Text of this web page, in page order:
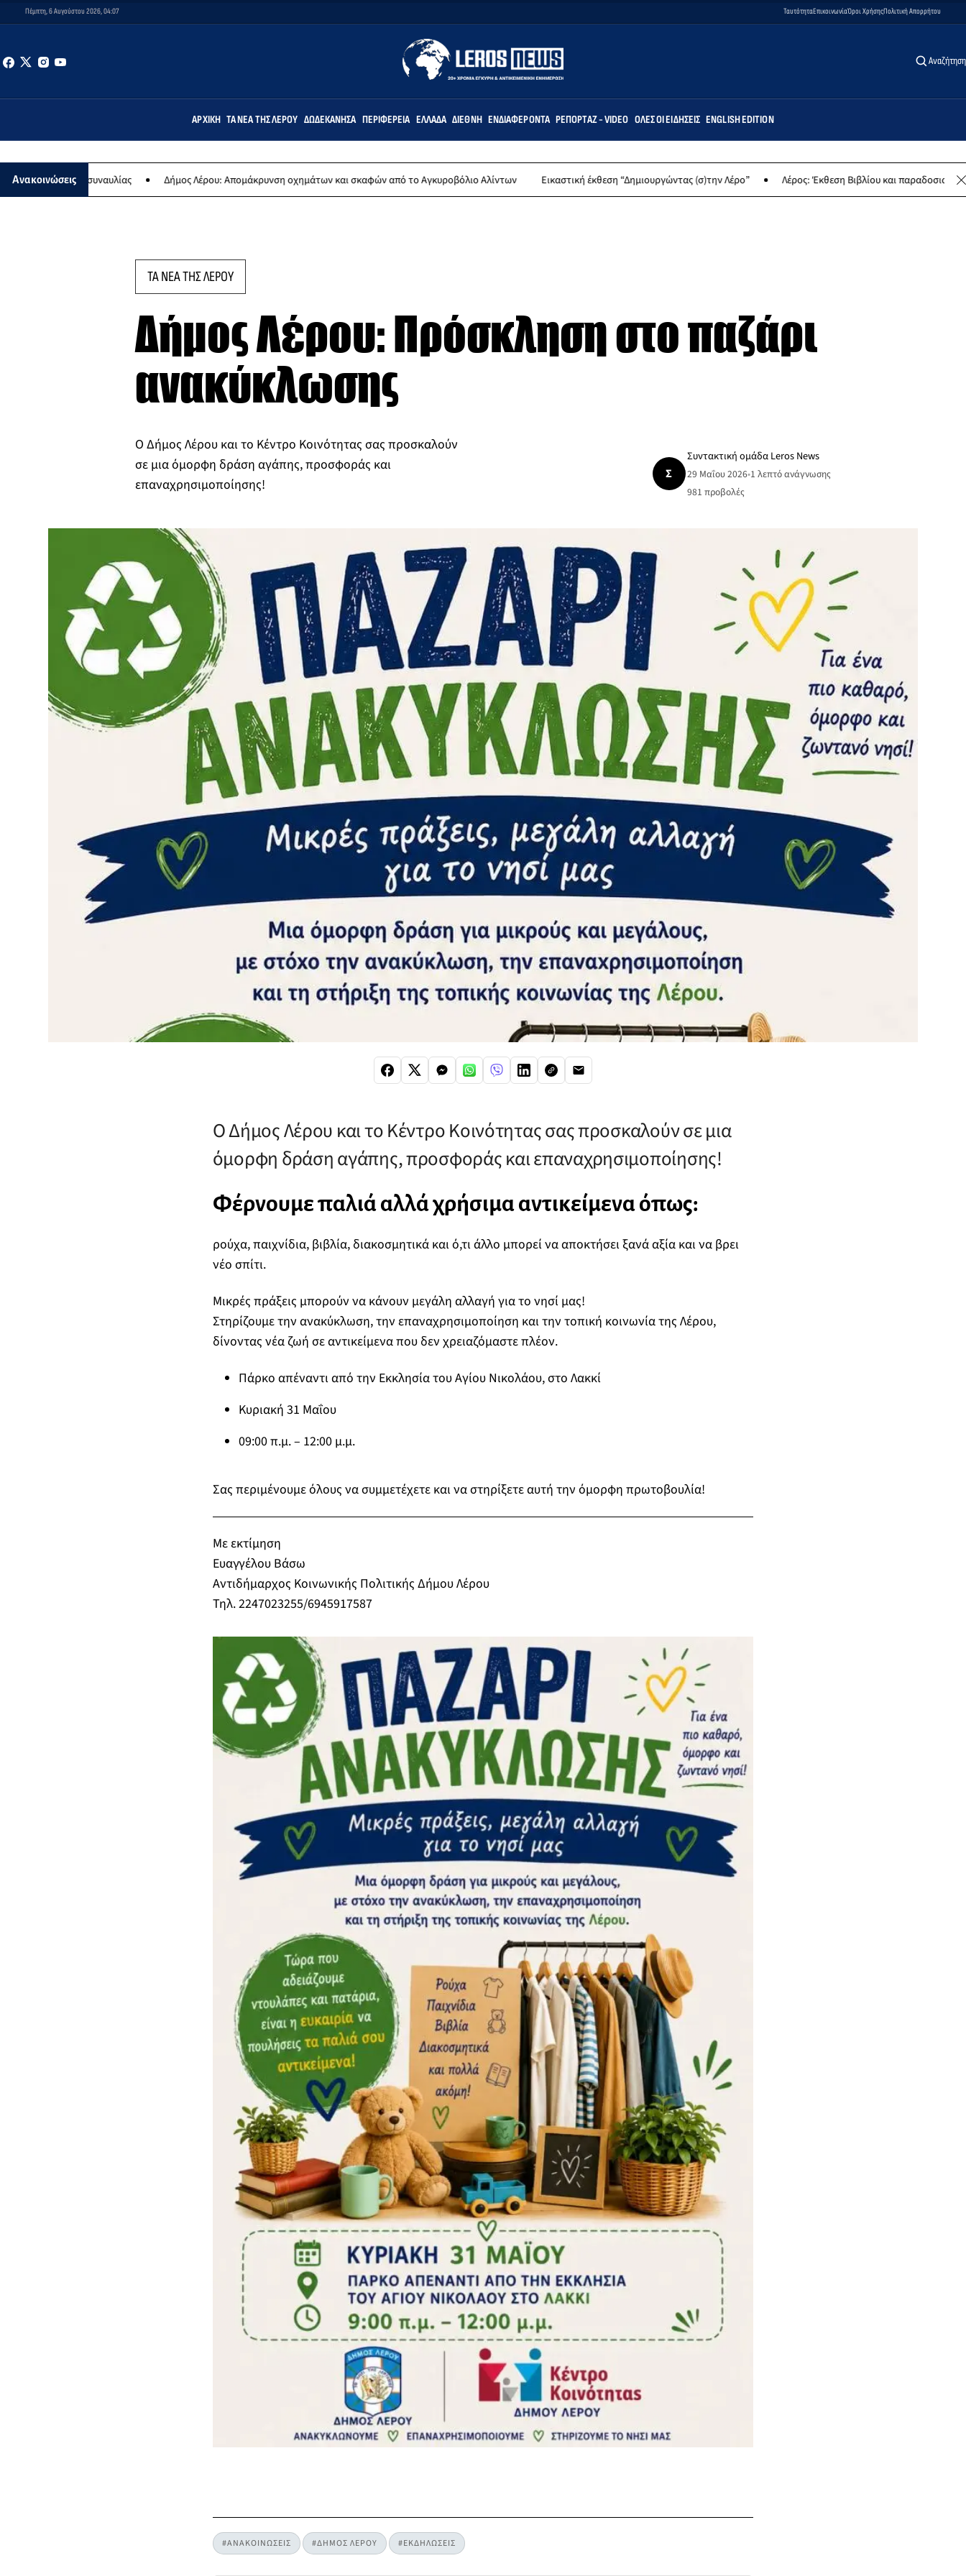
Πέμπτη, 6 Αυγούστου 2026, 04:07 ΤαυτότηταΕπικοινωνίαΌροι ΧρήσηςΠολιτική Απορρήτου
Αναζήτηση
ΑΡΧΙΚΉ ΤΑ ΝΈΑ ΤΗΣ ΛΈΡΟΥ ΔΩΔΕΚΆΝΗΣΑ ΠΕΡΙΦΈΡΕΙΑ ΕΛΛΆΔΑ ΔΙΕΘΝΉ ΕΝΔΙΑΦΈΡΟΝΤΑ ΡΕΠΟΡΤΆΖ - VIDEO ΌΛΕΣ ΟΙ ΕΙΔΉΣΕΙΣ ENGLISH EDITION
Ανακοινώσεις
συναυλίας Δήμος Λέρου: Απομάκρυνση οχημάτων και σκαφών από το Αγκυροβόλιο Αλίντων Εικαστική έκθεση “Δημιουργώντας (σ)την Λέρο” Λέρος: Έκθεση Βιβλίου και παραδοσιακών γλυκών για
ΤΑ ΝΕΑ ΤΗΣ ΛΕΡΟΥ
Δήμος Λέρου: Πρόσκληση στο παζάρι
ανακύκλωσης
Ο Δήμος Λέρου και το Κέντρο Κοινότητας σας προσκαλούν
σε μια όμορφη δράση αγάπης, προσφοράς και
επαναχρησιμοποίησης!
Σ
Συντακτική ομάδα Leros News
29 Μαΐου 2026•1 λεπτό ανάγνωσης
981 προβολές
Ο Δήμος Λέρου και το Κέντρο Κοινότητας σας προσκαλούν σε μια
όμορφη δράση αγάπης, προσφοράς και επαναχρησιμοποίησης!
Φέρνουμε παλιά αλλά χρήσιμα αντικείμενα όπως:
ρούχα, παιχνίδια, βιβλία, διακοσμητικά και ό,τι άλλο μπορεί να αποκτήσει ξανά αξία και να βρει
νέο σπίτι.
Μικρές πράξεις μπορούν να κάνουν μεγάλη αλλαγή για το νησί μας!
Στηρίζουμε την ανακύκλωση, την επαναχρησιμοποίηση και την τοπική κοινωνία της Λέρου,
δίνοντας νέα ζωή σε αντικείμενα που δεν χρειαζόμαστε πλέον.
Πάρκο απέναντι από την Εκκλησία του Αγίου Νικολάου, στο Λακκί
Κυριακή 31 Μαΐου
09:00 π.μ. – 12:00 μ.μ.
Σας περιμένουμε όλους να συμμετέχετε και να στηρίξετε αυτή την όμορφη πρωτοβουλία!
Με εκτίμηση
Ευαγγέλου Βάσω
Αντιδήμαρχος Κοινωνικής Πολιτικής Δήμου Λέρου
Τηλ. 2247023255/6945917587
#ΑΝΑΚΟΙΝΩΣΕΙΣ #ΔΗΜΟΣ ΛΕΡΟΥ #ΕΚΔΗΛΩΣΕΙΣ